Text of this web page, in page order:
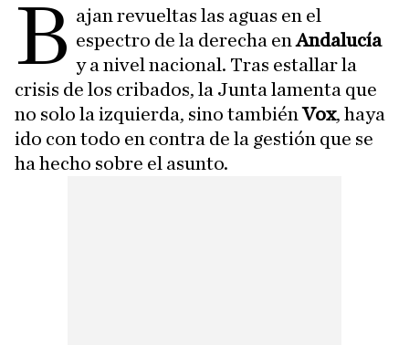
B ajan revueltas las aguas en el
espectro de la derecha enAndalucía
y a nivel nacional. Tras estallar la
crisis de los cribados, la Junta lamenta que
no solo la izquierda, sino tambiénVox, haya
ido con todo en contra de la gestión que se
ha hecho sobre el asunto.